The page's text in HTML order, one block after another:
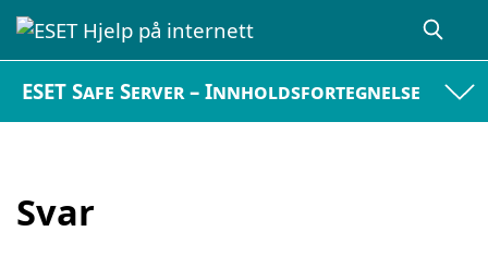
ESET Safe Server – Innholdsfortegnelse
Svar